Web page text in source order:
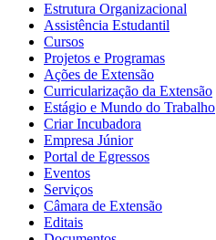
Estrutura Organizacional
Assistência Estudantil
Cursos
Projetos e Programas
Ações de Extensão
Curricularização da Extensão
Estágio e Mundo do Trabalho
Criar Incubadora
Empresa Júnior
Portal de Egressos
Eventos
Serviços
Câmara de Extensão
Editais